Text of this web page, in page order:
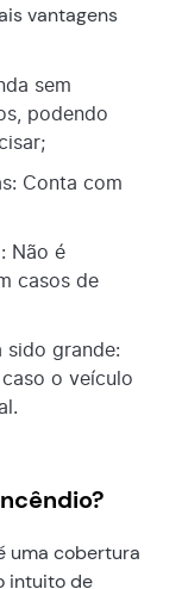
vantagens
sem
podendo
Conta com
Não é
casos de
sido grande:
o veículo
uma cobertura
intuito de